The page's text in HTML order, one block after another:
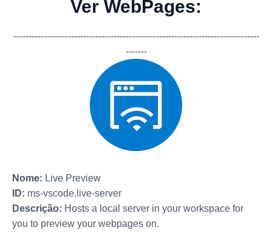
Ver WebPages:
---------------------------------------------------------------------------------
-------
Nome: Live Preview
ID: ms-vscode.live-server
Descrição: Hosts a local server in your workspace for
you to preview your webpages on.